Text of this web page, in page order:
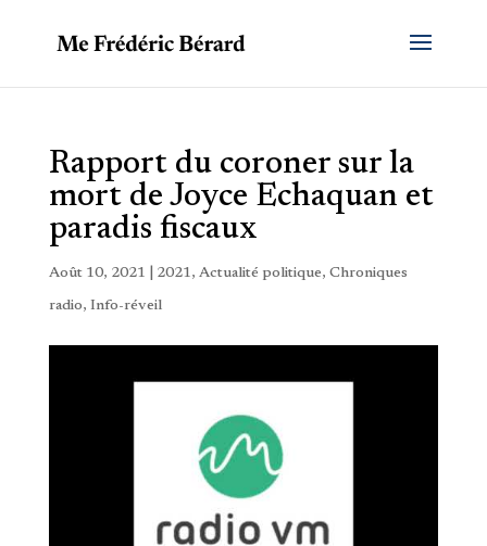
Rapport du coroner sur la
mort de Joyce Echaquan et
paradis fiscaux
Août 10, 2021 2021, Actualité politique, Chroniques
radio, Info-réveil